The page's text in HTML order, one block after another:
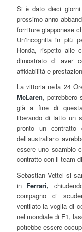
Si è dato dieci giorni
prossimo anno
forniture giapponese
Un’incognita in più
Honda, rispetto alle
dimostrato di aver
affidabilità e
La vittoria nella 24
McLaren, potrebbero
già a fine di
liberando di fatto un
pronto un
dell’australiano
essere uno scambio
contratto con il team
Sebastian Vettel si
in Ferrari,
compagno di
ventilato la voglia di
nel mondiale di F1,
potrebbe essere